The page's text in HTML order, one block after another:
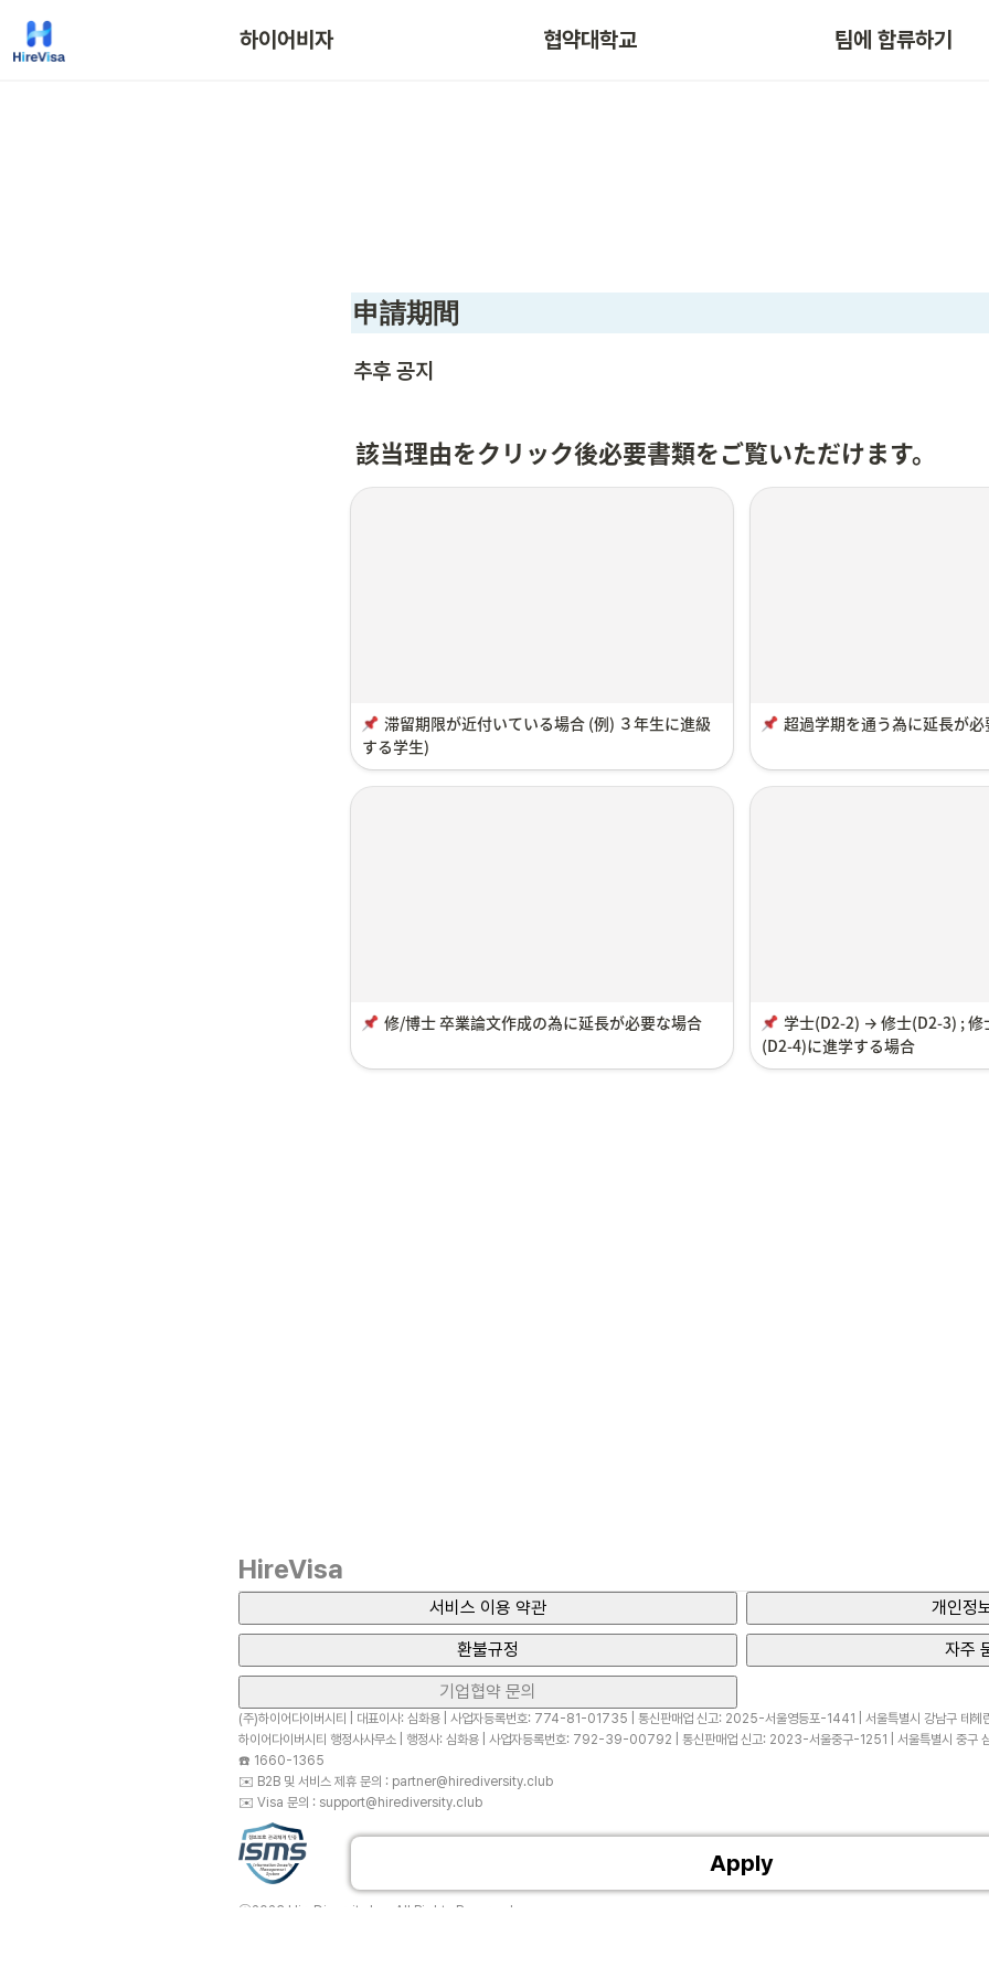
하이어비자 협약대학교 팀에 합류하기
申請期間
추후 공지
該当理由をクリック後必要書類をご覧いただけます。
滞留期限が近付いている場合 (例) ３年生に進級
する学生)
超過学期を通う為に延長が
修/博士 卒業論文作成の為に延長が必要な場合 学士(D2-2) → 修士(D2-3) ;
(D2-4)に進学する場合
HireVisa
서비스 이용 약관
개인정
환불규정
자주
기업협약 문의
(주)하이어다이버시티 | 대표이사: 심화용 | 사업자등록번호: 774-81-01735 | 통신판매업 신고: 2025-서울영등포-1441 | 서울특별시 강남구 테
하이어다이버시티 행정사사무소 | 행정사: 심화용 | 사업자등록번호: 792-39-00792 | 통신판매업 신고: 2023-서울중구-1251 | 서울특별시 중구
☎️ 1660-1365
✉️ B2B 및 서비스 제휴 문의 : partner@hirediversity.club
✉️ Visa 문의 : support@hirediversity.club
ⓒ2023 HireDiversity Inc. All Rights Reserved.
Apply